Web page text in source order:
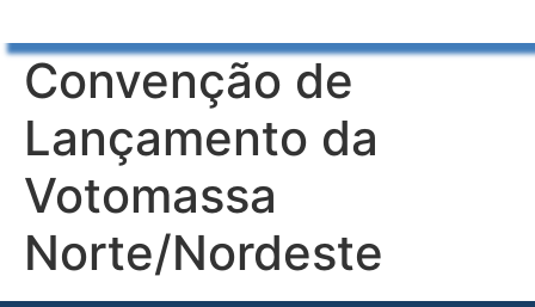
Convenção de
Lançamento da
Votomassa
Norte/Nordeste